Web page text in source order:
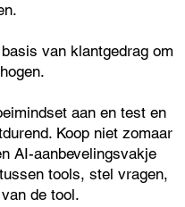
van klantgedrag om
aan en test en
Koop niet zomaar
AI-aanbevelingsvakje
tools, stel vragen,
de tool.